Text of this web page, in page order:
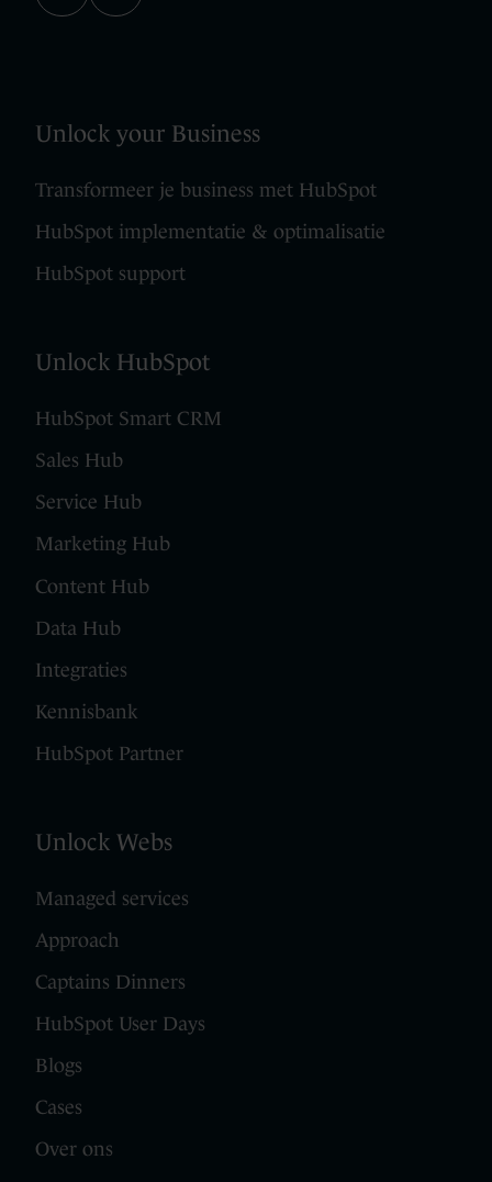
Unlock your Business
Transformeer je business met HubSpot
HubSpot implementatie & optimalisatie
HubSpot support
Unlock HubSpot
HubSpot Smart CRM
Sales Hub
Service Hub
Marketing Hub
Content Hub
Data Hub
Integraties
Kennisbank
HubSpot Partner
Unlock Webs
Managed services
Approach
Captains Dinners
HubSpot User Days
Blogs
Cases
Over ons